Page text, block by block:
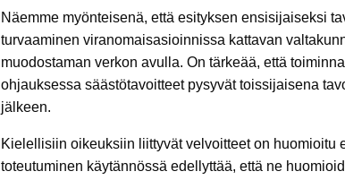
Näemme myönteisenä, että esityksen ensisijaiseksi
turvaaminen viranomaisasioinnissa kattavan
muodostaman verkon avulla. On tärkeää, että
ohjauksessa säästötavoitteet pysyvät toissijaisena
jälkeen.
Kielellisiin oikeuksiin liittyvät velvoitteet on huomioitu
toteutuminen käytännössä edellyttää, että ne